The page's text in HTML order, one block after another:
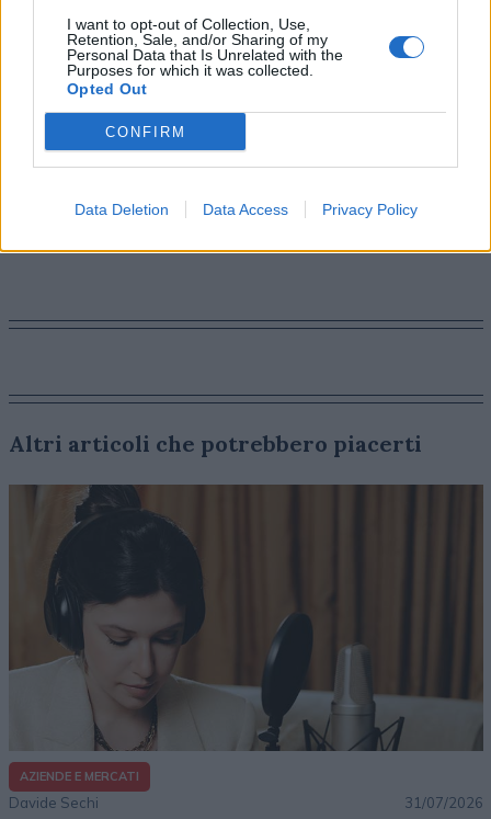
I want to opt-out of Collection, Use,
Retention, Sale, and/or Sharing of my
Personal Data that Is Unrelated with the
Purposes for which it was collected.
Opted Out
CONFIRM
Data Deletion Data Access Privacy Policy
merita particolare enfasi è l’implementazione in-
banner, che ha garantito una fruizione immediata e
senza soluzione di continuità, mantenendo tempi di
caricamento ottimali”.
BRAND MARKETING
Altri articoli che potrebbero piacerti
AZIENDE E MERCATI
Davide Sechi 31/07/2026